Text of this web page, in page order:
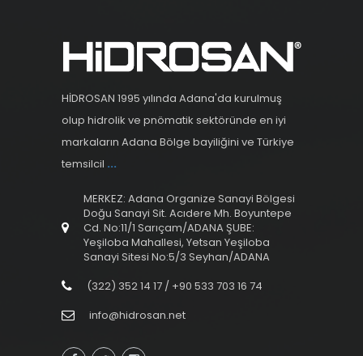
HİDROSAN 1995 yılında Adana'da kurulmuş
olup hidrolik ve pnömatik sektöründe en iyi
markaların Adana Bölge bayiliğini ve Türkiye
temsilcil ...
MERKEZ: Adana Organize Sanayi Bölgesi
Doğu Sanayi Sit. Acıdere Mh. Boyuntepe
Cd. No:11/1 Sarıçam/ADANA ŞUBE:
Yeşiloba Mahallesi, Yetsan Yeşiloba
Sanayi Sitesi No:5/3 Seyhan/ADANA
(322) 352 14 17 / +90 533 703 16 74
info@hidrosan.net